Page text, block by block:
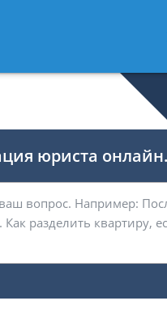
- Юрист по
юриста